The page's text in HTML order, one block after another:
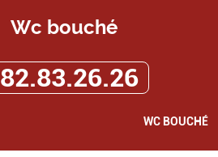
Wc bouché
WC BOUCHÉ